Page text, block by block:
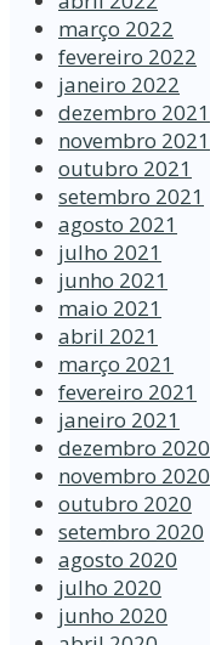
março 2022
fevereiro 2022
janeiro 2022
dezembro 2021
novembro 2021
outubro 2021
setembro 2021
agosto 2021
julho 2021
junho 2021
maio 2021
abril 2021
março 2021
fevereiro 2021
janeiro 2021
dezembro 2020
novembro 2020
outubro 2020
setembro 2020
agosto 2020
julho 2020
junho 2020